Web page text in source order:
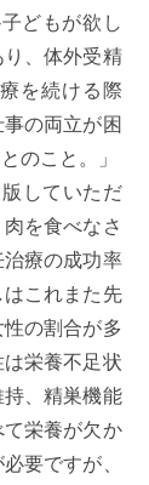
どもが欲し
、体外受精
を続ける際
の両立が困
のこと。」
していただ
を食べなさ
療の成功率
これまた先
の割合が多
栄養不足状
、精巣機能
栄養が欠か
要ですが、